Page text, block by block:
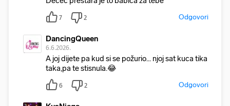
7 2 Odgovori
DancingQueen
6.6.2026.
A joj dijete pa kud si se požurio... njoj sat kuca tika
taka,pa te stisnula.😂
6 2 Odgovori